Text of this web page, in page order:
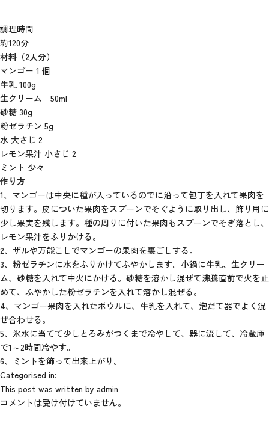
調理時間
約120分
材料（2人分）
マンゴー 1 個
牛乳 100g
生クリーム 50ml
砂糖 30g
粉ゼラチン 5g
水 大さじ 2
レモン果汁 小さじ 2
ミント 少々
作り方
1、マンゴーは中央に種が入っているのでに沿って包丁を入れて果肉を
切ります。皮についた果肉をスプーンでそぐように取り出し、飾り用に
少し果実を残します。種の周りに付いた果肉もスプーンでそぎ落とし、
レモン果汁をふりかける。
2、ザルや万能こしでマンゴーの果肉を裏ごしする。
3、粉ゼラチンに水をふりかけてふやかします。小鍋に牛乳、生クリー
ム、砂糖を入れて中火にかける。砂糖を溶かし混ぜて沸騰直前で火を止
めて、ふやかした粉ゼラチンを入れて溶かし混ぜる。
4、マンゴー果肉を入れたボウルに、牛乳を入れて、泡だて器でよく混
ぜ合わせる。
5、氷水に当てて少しとろみがつくまで冷やして、器に流して、冷蔵庫
で1～2時間冷やす。
6、ミントを飾って出来上がり。
Categorised in:
This post was written by admin
コメントは受け付けていません。